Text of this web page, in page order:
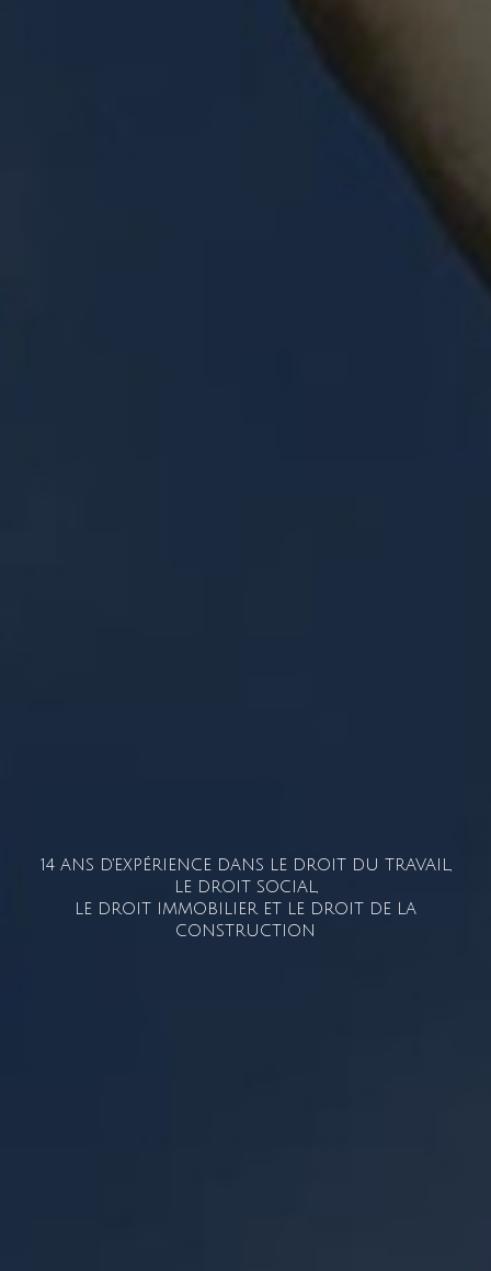
14 ANS D'EXPÉRIENCE DANS LE DROIT DU TRAVAIL,
LE DROIT SOCIAL,
LE DROIT IMMOBILIER ET LE DROIT DE LA
CONSTRUCTION